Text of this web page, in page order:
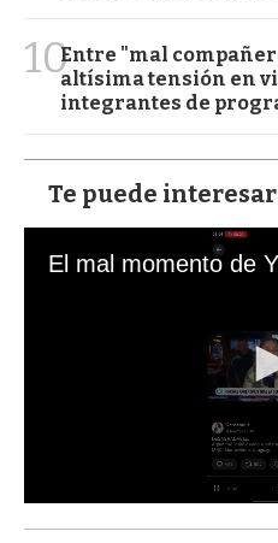
10Entre "mal
altísima tensión en
integrantes de
Te puede interesar
s